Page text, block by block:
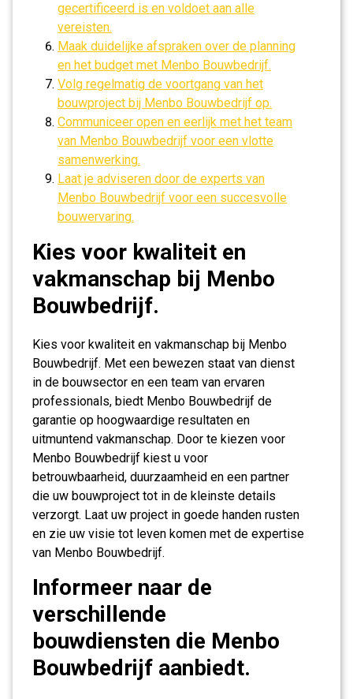
gecertificeerd is en voldoet aan alle
vereisten.
Maak duidelijke afspraken over de planning
en het budget met Menbo Bouwbedrijf.
Volg regelmatig de voortgang van het
bouwproject bij Menbo Bouwbedrijf op.
Communiceer open en eerlijk met het team
van Menbo Bouwbedrijf voor een vlotte
samenwerking.
Laat je adviseren door de experts van
Menbo Bouwbedrijf voor een succesvolle
bouwervaring.
Kies voor kwaliteit en
vakmanschap bij Menbo
Bouwbedrijf.
Kies voor kwaliteit en vakmanschap bij Menbo
Bouwbedrijf. Met een bewezen staat van dienst
in de bouwsector en een team van ervaren
professionals, biedt Menbo Bouwbedrijf de
garantie op hoogwaardige resultaten en
uitmuntend vakmanschap. Door te kiezen voor
Menbo Bouwbedrijf kiest u voor
betrouwbaarheid, duurzaamheid en een partner
die uw bouwproject tot in de kleinste details
verzorgt. Laat uw project in goede handen rusten
en zie uw visie tot leven komen met de expertise
van Menbo Bouwbedrijf.
Informeer naar de
verschillende
bouwdiensten die Menbo
Bouwbedrijf aanbiedt.